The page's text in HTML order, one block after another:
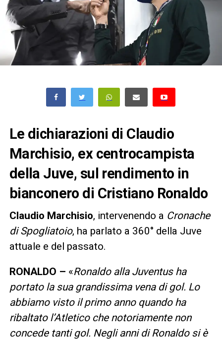
Le dichiarazioni di Claudio
Marchisio, ex centrocampista
della Juve, sul rendimento in
bianconero di Cristiano Ronaldo
Claudio Marchisio, intervenendo a Cronache
di Spogliatoio, ha parlato a 360° della Juve
attuale e del passato.
RONALDO – «Ronaldo alla Juventus ha
portato la sua grandissima vena di gol. Lo
abbiamo visto il primo anno quando ha
ribaltato l’Atletico che notoriamente non
concede tanti gol. Negli anni di Ronaldo si è